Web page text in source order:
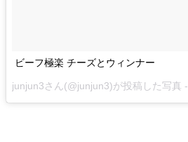
ビーフ極楽 チーズとウィンナー
junjun3さん(@junjun3)が投稿した写真 -